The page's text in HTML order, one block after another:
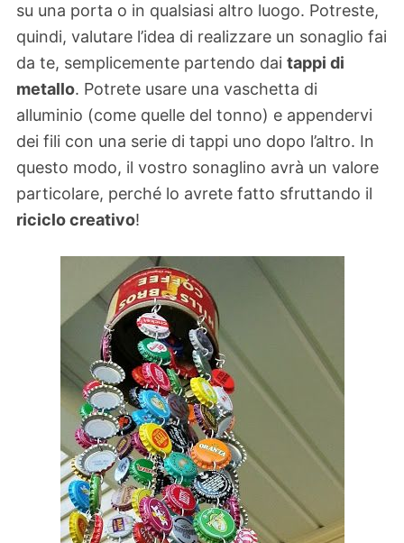
su una porta o in qualsiasi altro luogo. Potreste,
quindi, valutare l’idea di realizzare un sonaglio fai
da te, semplicemente partendo dai tappi di
metallo. Potrete usare una vaschetta di
alluminio (come quelle del tonno) e appendervi
dei fili con una serie di tappi uno dopo l’altro. In
questo modo, il vostro sonaglino avrà un valore
particolare, perché lo avrete fatto sfruttando il
riciclo creativo!